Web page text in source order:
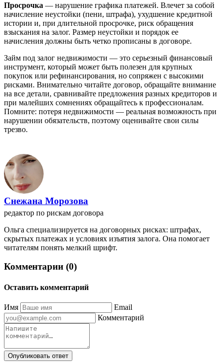
Просрочка — нарушение графика платежей. Влечет за собой
начисление неустойки (пени, штрафа), ухудшение кредитной
истории и, при длительной просрочке, риск обращения
взыскания на залог. Размер неустойки и порядок ее
начисления должны быть четко прописаны в договоре.
Займ под залог недвижимости — это серьезный финансовый
инструмент, который может быть полезен для крупных
покупок или рефинансирования, но сопряжен с высокими
рисками. Внимательно читайте договор, обращайте внимание
на все детали, сравнивайте предложения разных кредиторов и
при малейших сомнениях обращайтесь к профессионалам.
Помните: потеря недвижимости — реальная возможность при
нарушении обязательств, поэтому оценивайте свои силы
трезво.
Снежана Морозова
редактор по рискам договора
Ольга специализируется на договорных рисках: штрафах,
скрытых платежах и условиях изъятия залога. Она помогает
читателям понять мелкий шрифт.
Комментарии (0)
Оставить комментарий
Имя
Email
Комментарий
Опубликовать ответ